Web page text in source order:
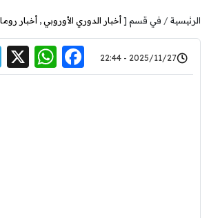
الرئيسية في قسم [ أخبار الدوري الأوروبي , أخبار روما
2025/11/27 - 22:44